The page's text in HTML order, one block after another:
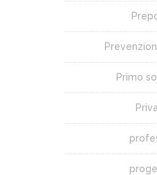
Primo